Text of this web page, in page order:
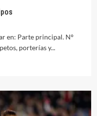
en: Parte principal. Nº
porterías y...